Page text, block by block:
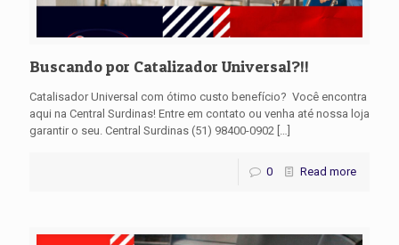
Buscando por Catalizador Universal?!!
Catalisador Universal com ótimo custo benefício? Você encontra
aqui na Central Surdinas! Entre em contato ou venha até nossa loja
garantir o seu. Central Surdinas (51) 98400-0902
0 Read more